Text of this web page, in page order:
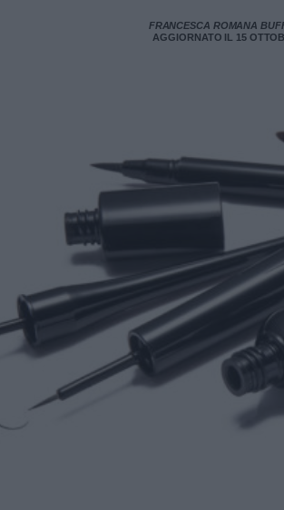
FRANCESCA ROMANA
AGGIORNATO IL 15